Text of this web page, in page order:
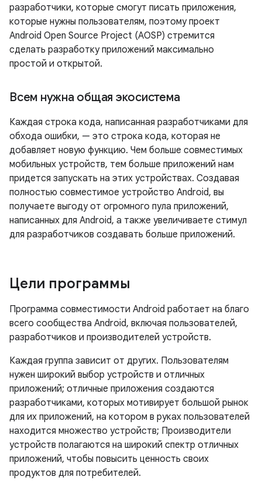
разработчики, которые смогут писать приложения,
которые нужны пользователям, поэтому проект
Android Open Source Project (AOSP) стремится
сделать разработку приложений максимально
простой и открытой.
Всем нужна общая экосистема
Каждая строка кода, написанная разработчиками для
обхода ошибки, — это строка кода, которая не
добавляет новую функцию. Чем больше совместимых
мобильных устройств, тем больше приложений нам
придется запускать на этих устройствах. Создавая
полностью совместимое устройство Android, вы
получаете выгоду от огромного пула приложений,
написанных для Android, а также увеличиваете стимул
для разработчиков создавать больше приложений.
Цели программы
Программа совместимости Android работает на благо
всего сообщества Android, включая пользователей,
разработчиков и производителей устройств.
Каждая группа зависит от других. Пользователям
нужен широкий выбор устройств и отличных
приложений; отличные приложения создаются
разработчиками, которых мотивирует большой рынок
для их приложений, на котором в руках пользователей
находится множество устройств; Производители
устройств полагаются на широкий спектр отличных
приложений, чтобы повысить ценность своих
продуктов для потребителей.